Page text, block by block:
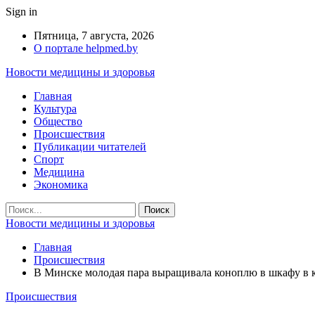
Sign in
Пятница, 7 августа, 2026
О портале helpmed.by
Новости медицины и здоровья
Главная
Культура
Общество
Происшествия
Публикации читателей
Спорт
Медицина
Экономика
Новости медицины и здоровья
Главная
Происшествия
В Минске молодая пара выращивала коноплю в шкафу в
Происшествия